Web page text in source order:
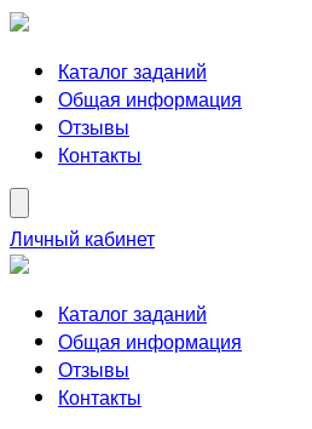
Каталог заданий
Общая информация
Отзывы
Контакты
Личный кабинет
Каталог заданий
Общая информация
Отзывы
Контакты